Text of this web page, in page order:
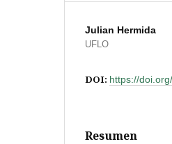
Julian Hermida
UFLO
DOI: https://
Resumen